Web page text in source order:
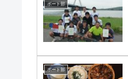
ボート部
ボート部